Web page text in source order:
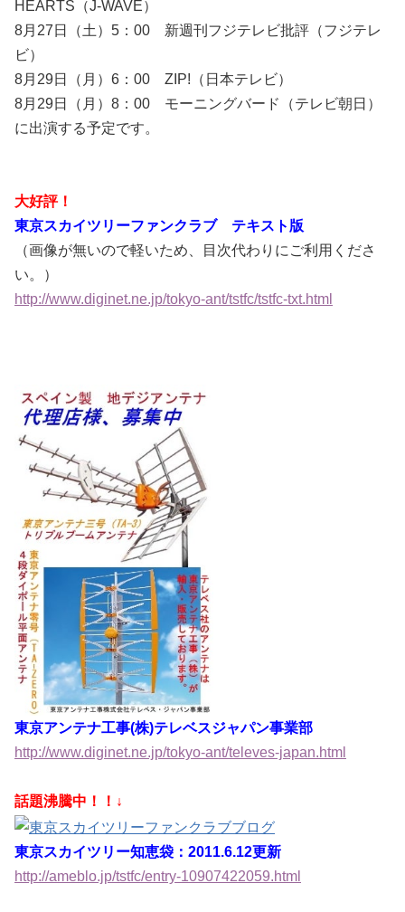
HEARTS（J-WAVE）
8月27日（土）5：00 新週刊フジテレビ批評（フジテレ
ビ）
8月29日（月）6：00 ZIP!（日本テレビ）
8月29日（月）8：00 モーニングバード（テレビ朝日）
に出演する予定です。
大好評！
東京スカイツリーファンクラブ テキスト版
（画像が無いので軽いため、目次代わりにご利用くださ
い。）
http://www.diginet.ne.jp/tokyo-ant/tstfc/tstfc-txt.html
東京アンテナ工事(株)テレベスジャパン事業部
http://www.diginet.ne.jp/tokyo-ant/televes-japan.html
話題沸騰中！！↓
東京スカイツリー知恵袋：2011.6.12更新
http://ameblo.jp/tstfc/entry-10907422059.html